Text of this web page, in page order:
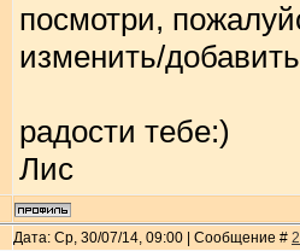
посмотри,
изменить/добавить
радости тебе:)
Лис
Дата: Ср, 30/07/14, 09:00 | Сообщение #